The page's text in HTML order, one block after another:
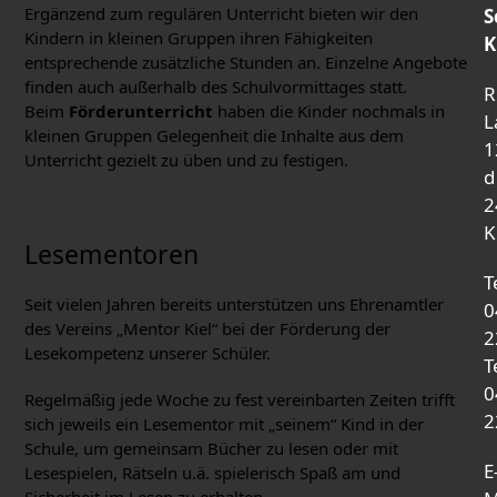
Ergänzend zum regulären Unterricht bieten wir den
Kindern in kleinen Gruppen ihren Fähigkeiten
entsprechende zusätzliche Stunden an. Einzelne Angebote
finden auch außerhalb des Schulvormittages statt.
Beim Förderunterricht haben die Kinder nochmals in
kleinen Gruppen Gelegenheit die Inhalte aus dem
Unterricht gezielt zu üben und zu festigen.
Lesementoren
Seit vielen Jahren bereits unterstützen uns Ehrenamtler
des Vereins „Mentor Kiel“ bei der Förderung der
Lesekompetenz unserer Schüler.
Regelmäßig jede Woche zu fest vereinbarten Zeiten trifft
sich jeweils ein Lesementor mit „seinem“ Kind in der
Schule, um gemeinsam Bücher zu lesen oder mit
Lesespielen, Rätseln u.ä. spielerisch Spaß am und
d